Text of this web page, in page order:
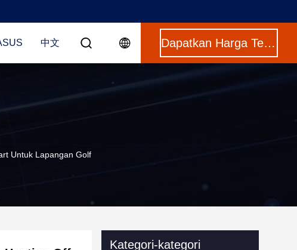
中文 Dapatkan Harga Terbaik
Untuk Lapangan Golf
Kategori-kategori